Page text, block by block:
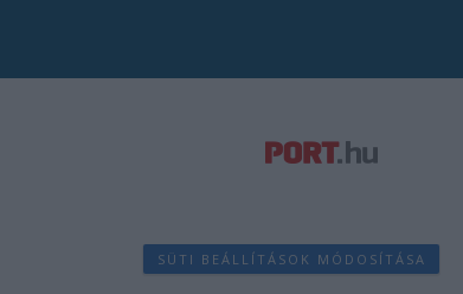
SÜTI BEÁLLÍTÁSOK MÓDOSÍTÁSA